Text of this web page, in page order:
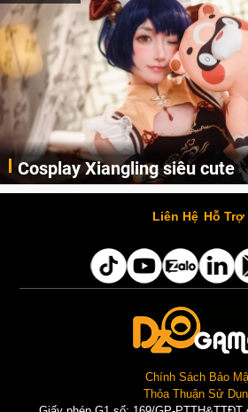
Cosplay Xiangling siêu cute
Liên Hệ Hỗ Trợ
Chính Sách Bảo
Thỏa Thuận Sử